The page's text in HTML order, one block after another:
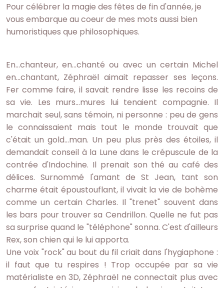
Pour célébrer la magie des fêtes de fin d'année, je
vous embarque au coeur de mes mots aussi bien
humoristiques que philosophiques.
En...chanteur, en...chanté ou avec un certain Michel
en...chantant, Zéphraël aimait repasser ses leçons.
Fer comme faire, il savait rendre lisse les recoins de
sa vie. Les murs...mures lui tenaient compagnie. Il
marchait seul, sans témoin, ni personne : peu de gens
le connaissaient mais tout le monde trouvait que
c'était un gold...man. Un peu plus près des étoiles, il
demandait conseil à la Lune dans le crépuscule de la
contrée d'Indochine. Il prenait son thé au café des
délices. Surnommé l'amant de St Jean, tant son
charme était époustouflant, il vivait la vie de bohème
comme un certain Charles. Il "trenet" souvent dans
les bars pour trouver sa Cendrillon. Quelle ne fut pas
sa surprise quand le "téléphone" sonna. C'est d'ailleurs
Rex, son chien qui le lui apporta.
Une voix "rock" au bout du fil criait dans l'hygiaphone :
il faut que tu respires ! Trop occupée par sa vie
matérialiste en 3D, Zéphraël ne connectait plus avec